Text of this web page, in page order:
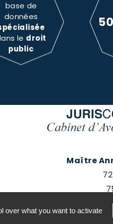
base de
données
le droit
public
Maître
Tél
droits réservés -
over what you want to activate